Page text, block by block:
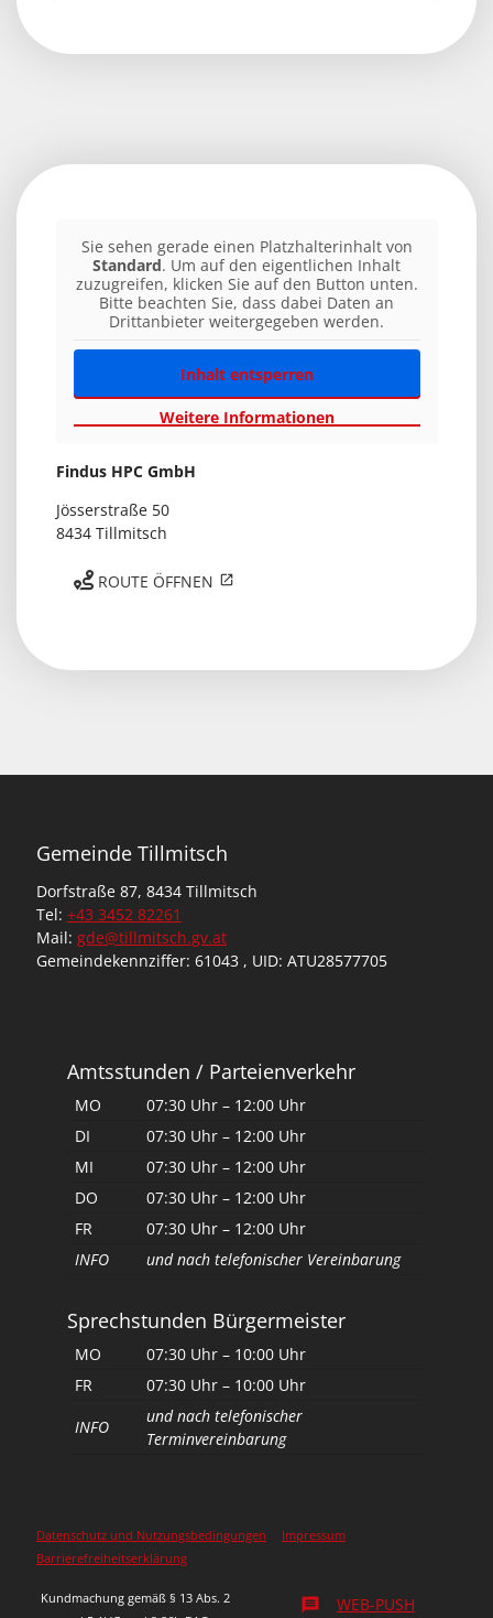
Sie sehen gerade einen Platzhalterinhalt von
Standard. Um auf den eigentlichen Inhalt
zuzugreifen, klicken Sie auf den Button unten.
Bitte beachten Sie, dass dabei Daten an
Drittanbieter weitergegeben werden.
Inhalt entsperren
Weitere Informationen
Findus HPC GmbH​
Jösserstraße 50
8434 Tillmitsch
ROUTE ÖFFNEN
Gemeinde Tillmitsch
Dorfstraße 87, 8434 Tillmitsch
Tel: +43 3452 82261
Mail: gde@tillmitsch.gv.at
Gemeindekennziffer: 61043 , UID: ATU28577705
Amtsstunden / Parteienverkehr
MO
07:30 Uhr – 12:00 Uhr
DI
07:30 Uhr – 12:00 Uhr
MI
07:30 Uhr – 12:00 Uhr
DO
07:30 Uhr – 12:00 Uhr
FR
07:30 Uhr – 12:00 Uhr
INFO
und nach telefonischer Vereinbarung
Sprechstunden Bürgermeister
MO
07:30 Uhr – 10:00 Uhr
FR
07:30 Uhr – 10:00 Uhr
INFO
und nach telefonischer
Terminvereinbarung
Datenschutz und Nutzungsbedingungen
Impressum
Barrierefreiheitserklärung
Kundmachung gemäß § 13 Abs. 2
message WEB-PUSH